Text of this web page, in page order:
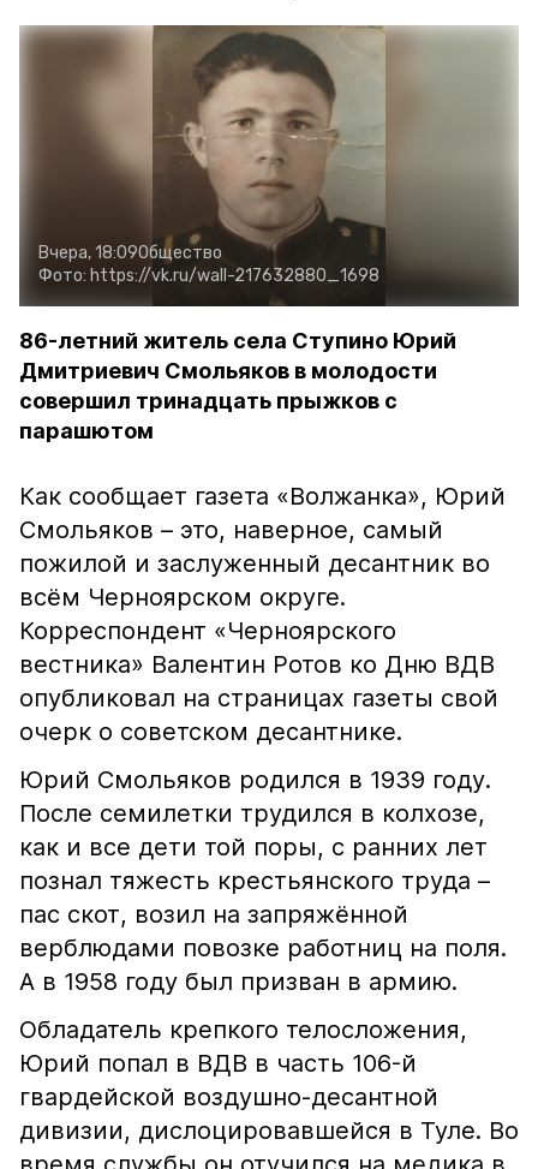
Вчера, 18:09Общество
Фото: https://vk.ru/wall-217632880_1698
86-летний житель села Ступино Юрий
Дмитриевич Смольяков в молодости
совершил тринадцать прыжков с
парашютом
Как сообщает газета «Волжанка», Юрий
Смольяков – это, наверное, самый
пожилой и заслуженный десантник во
всём Черноярском округе.
Корреспондент «Черноярского
вестника» Валентин Ротов ко Дню ВДВ
опубликовал на страницах газеты свой
очерк о советском десантнике.
Юрий Смольяков родился в 1939 году.
После семилетки трудился в колхозе,
как и все дети той поры, с ранних лет
познал тяжесть крестьянского труда –
пас скот, возил на запряжённой
верблюдами повозке работниц на поля.
А в 1958 году был призван в армию.
Обладатель крепкого телосложения,
Юрий попал в ВДВ в часть 106-й
гвардейской воздушно-десантной
дивизии, дислоцировавшейся в Туле. Во